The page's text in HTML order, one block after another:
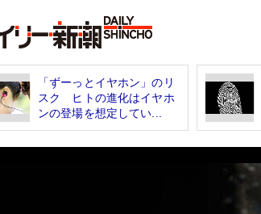
「ずーっとイヤホン」のリ
スク ヒトの進化はイヤホ
ンの登場を想定してい...